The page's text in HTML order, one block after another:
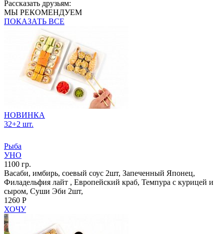
Рассказать друзьям:
МЫ РЕКОМЕНДУЕМ
ПОКАЗАТЬ ВСЕ
НОВИНКА
32+2 шт.
Рыба
УНО
1100 гр.
Васаби, имбирь, соевый соус 2шт, Запеченный Японец,
Филадельфия лайт , Европейский краб, Темпура с курицей и
сыром, Суши Эби 2шт,
1260 Р
ХОЧУ